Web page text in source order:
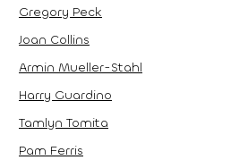
Gregory Peck
Joan Collins
Armin Mueller-Stahl
Harry Guardino
Tamlyn Tomita
Pam Ferris